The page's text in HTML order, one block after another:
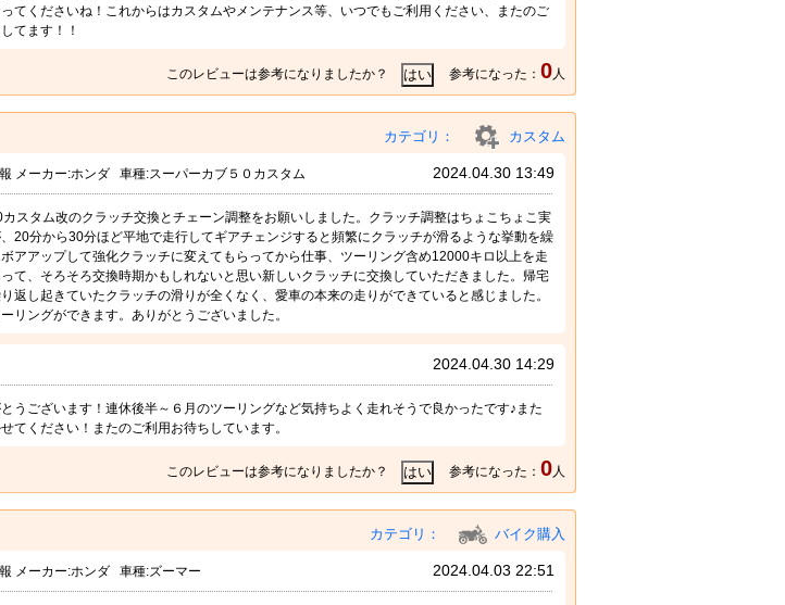
てくださいね！これからはカスタムやメンテナンス等、いつでもご利用ください、またのご
てます！！
このレビューは参考になりましたか？ 参考になった： 0人
カテゴリ： カスタム
メーカー:ホンダ 車種:スーパーカブ５０カスタム 2024.04.30 13:49
スタム改のクラッチ交換とチェーン調整をお願いしました。クラッチ調整はちょこちょこ実
20分から30分ほど平地で走行してギアチェンジすると頻繁にクラッチが滑るような挙動を繰
アアップして強化クラッチに変えてもらってから仕事、ツーリング含め12000キロ以上を走
て、そろそろ交換時期かもしれないと思い新しいクラッチに交換していただきました。帰宅
返し起きていたクラッチの滑りが全くなく、愛車の本来の走りができていると感じました。
リングができます。ありがとうございました。
2024.04.30 14:29
うございます！連休後半～６月のツーリングなど気持ちよく走れそうで良かったです♪また
てください！またのご利用お待ちしています。
このレビューは参考になりましたか？ 参考になった： 0人
カテゴリ： バイク購入
メーカー:ホンダ 車種:ズーマー 2024.04.03 22:51